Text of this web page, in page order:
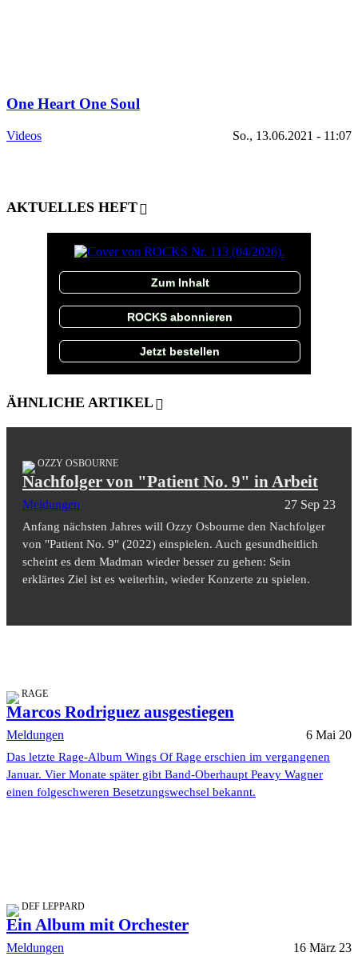
One Heart One Soul
Videos So., 13.06.2021 - 11:07
AKTUELLES HEFT
Zum Inhalt
ROCKS abonnieren
Jetzt bestellen
ÄHNLICHE ARTIKEL
OZZY OSBOURNE
Nachfolger von "Patient No. 9" in Arbeit
Meldungen 27 Sep 23
Anfang nächsten Jahres will Ozzy Osbourne den Nachfolger
von "Patient No. 9" (2022) einspielen. Auch gesundheitlich
scheint es dem Madman wieder besser zu gehen: Sein
erklärtes Ziel ist es weiterhin, wieder Konzerte zu spielen.
RAGE
Marcos Rodriguez ausgestiegen
Meldungen 6 Mai 20
Das letzte Rage-Album Wings Of Rage erschien im vergangenen
Januar. Vier Monate später gibt Band-Oberhaupt Peavy Wagner
einen folgeschweren Besetzungswechsel bekannt.
DEF LEPPARD
Ein Album mit Orchester
Meldungen 16 März 23